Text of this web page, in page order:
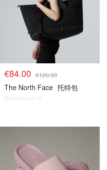
€84.00 €120.00
The North Face 托特包
@dealmoon.fr